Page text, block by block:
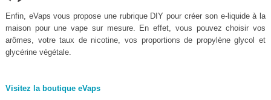
Enfin, eVaps vous propose une rubrique DIY pour créer son e-liquide à la
maison pour une vape sur mesure. En effet, vous pouvez choisir vos
arômes, votre taux de nicotine, vos proportions de propylène glycol et
glycérine végétale.
Visitez la boutique eVaps